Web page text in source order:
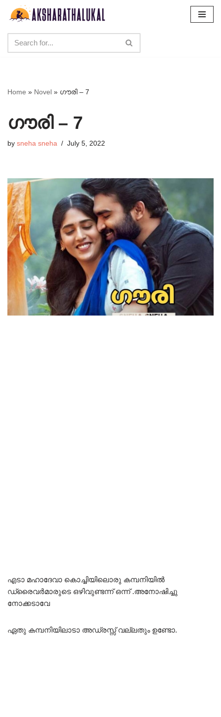
content
Home » Novel » ഗൗരി – 7
ഗൗരി – 7
by sneha sneha July 5, 2022
എടാ മഹാദേവാ കൊച്ചിയിലൊരു കമ്പനിയിൽ
ഡ്രൈവർമാരുടെ ഒഴിവുണ്ടന്ന് ഒന്ന് .അനോഷിച്ചു
നോക്കടാവേ
ഏതു കമ്പനിയിലാടാ അഡ്രസ്സ് വല്ലതും ഉണ്ടോ.